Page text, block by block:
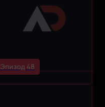
Эпизод 48